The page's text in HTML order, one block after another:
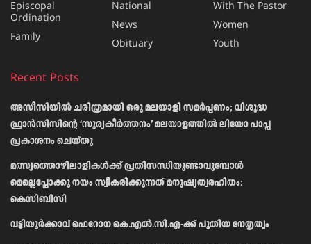
Episcopal
Ordination
Family
National
News
Obituary
With The Pastor
Women
Youth
Recent Posts
അസീസിയിൽ ചരിത്രമായി ഒരു മലയാളി സമർപ്പണം; വിശുദ്ധ
ഫ്രാൻസിസിന്റെ ‘സൂര്യകീർത്തനം’ മലയാളത്തിൽ ലിയോ പാപ്പ
പ്രകാശനം ചെയ്തു
മത്സ്യത്തൊഴിലാളികള്‍ക്ക് പ്രതിസന്ധിയുണ്ടാവുമ്പോള്‍
മെല്ലെപ്പോക്കു നയം സ്വീകരിക്കുന്നത് മനുഷ്യത്വരഹിതം:
കെസിബിസി
വട്ടിയൂർക്കാവ് ഫെറോന കെ.എൽ.സി.എ-ക്ക് പുതിയ നേതൃത്വം